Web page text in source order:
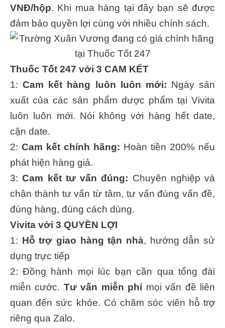
VNĐ/hộp. Khi mua hàng tại đây bạn sẽ được
đảm bảo quyền lợi cùng với nhiều chính sách.
Thuốc Tốt 247 với 3 CAM KẾT
1:Cam kết hàng luôn luôn mới: Ngày sản
xuất của các sản phẩm dược phẩm tại Vivita
luôn luôn mới. Nói không với hàng hết date,
cận date.
2: Cam kết chính hãng: Hoàn tiền 200% nếu
phát hiện hàng giả.
3:Cam kết tư vấn đúng: Chuyên nghiệp và
chân thành tư vấn từ tâm, tư vấn đúng vấn đề,
đúng hàng, đúng cách dùng.
Vivita với 3 QUYỀN LỢI
1: Hỗ trợ giao hàng tận nhà, hướng dẫn sử
dụng trực tiếp
2: Đồng hành mọi lúc bạn cần qua tổng đài
miễn cước. Tư vấn miễn phí mọi vấn đề liên
quan đến sức khỏe. Có chăm sóc viên hỗ trợ
riêng qua Zalo.